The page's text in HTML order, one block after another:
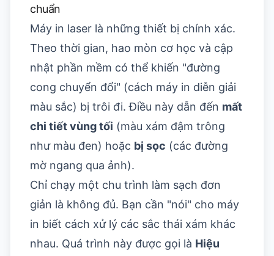
chuẩn
Máy in laser là những thiết bị chính xác.
Theo thời gian, hao mòn cơ học và cập
nhật phần mềm có thể khiến "đường
cong chuyển đổi" (cách máy in diễn giải
màu sắc) bị trôi đi. Điều này dẫn đến mất
chi tiết vùng tối (màu xám đậm trông
như màu đen) hoặc bị sọc (các đường
mờ ngang qua ảnh).
Chỉ chạy một chu trình làm sạch đơn
giản là không đủ. Bạn cần "nói" cho máy
in biết cách xử lý các sắc thái xám khác
nhau. Quá trình này được gọi là Hiệu